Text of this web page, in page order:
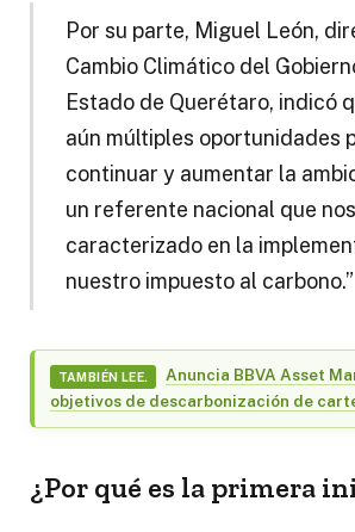
Por su parte, Miguel León,
Cambio Climático del
Estado de Querétaro, indicó
aún múltiples oportunidades
continuar y aumentar la
un referente nacional que
caracterizado en la
nuestro impuesto al carbono.”
TAMBIÉN LEE.
Anuncia BBVA Asset
objetivos de descarbonización de
¿Por qué es la primera